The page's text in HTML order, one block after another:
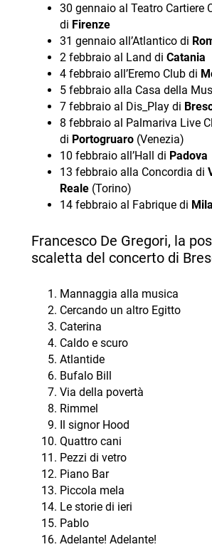
30 gennaio al Teatro Cartiere
di Firenze
31 gennaio all’Atlantico di
2 febbraio al Land di Catania
4 febbraio all’Eremo Club di
5 febbraio alla Casa della
7 febbraio al Dis_Play di
8 febbraio al Palmariva Live
di Portogruaro(Venezia)
10 febbraio all’Hall di Padova
13 febbraio alla Concordia di
Reale(Torino)
14 febbraio al Fabrique di
Francesco De Gregori, la
scaletta del concerto di
Mannaggia alla musica
Cercando un altro Egitto
Caterina
Caldo e scuro
Atlantide
Bufalo Bill
Via della povertà
Rimmel
Il signor Hood
Quattro cani
Pezzi di vetro
Piano Bar
Piccola mela
Le storie di ieri
Pablo
Adelante! Adelante!